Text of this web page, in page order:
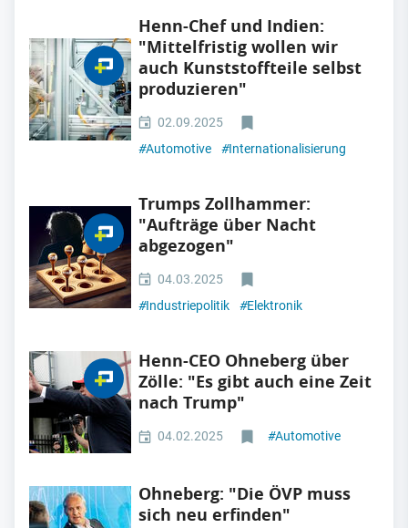
Henn-Chef und Indien:
"Mittelfristig wollen wir
auch Kunststoffteile selbst
produzieren"
02.09.2025
#Automotive #Internationalisierung
Trumps Zollhammer:
"Aufträge über Nacht
abgezogen"
04.03.2025
#Industriepolitik #Elektronik
Henn-CEO Ohneberg über
Zölle: "Es gibt auch eine Zeit
nach Trump"
04.02.2025 #Automotive
Ohneberg: "Die ÖVP muss
sich neu erfinden"